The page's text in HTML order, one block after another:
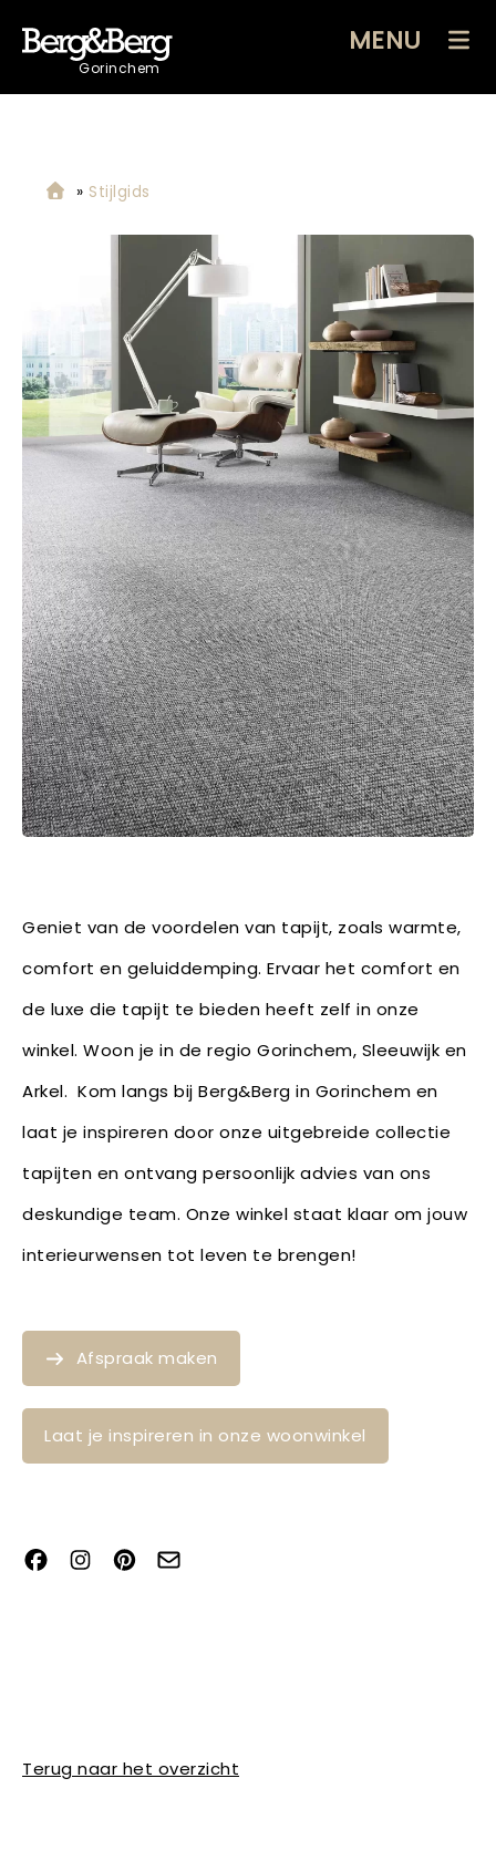
Gorinchem
MENU
» Stijlgids
Geniet van de voordelen van tapijt, zoals warmte,
comfort en geluiddemping. Ervaar het comfort en
de luxe die tapijt te bieden heeft zelf in onze
winkel. Woon je in de regio Gorinchem, Sleeuwijk en
Arkel. Kom langs bij Berg&Berg in Gorinchem en
laat je inspireren door onze uitgebreide collectie
tapijten en ontvang persoonlijk advies van ons
deskundige team. Onze winkel staat klaar om jouw
interieurwensen tot leven te brengen!
Afspraak maken
Laat je inspireren in onze woonwinkel
Terug naar het overzicht